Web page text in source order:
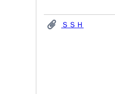
ＳＳＨ